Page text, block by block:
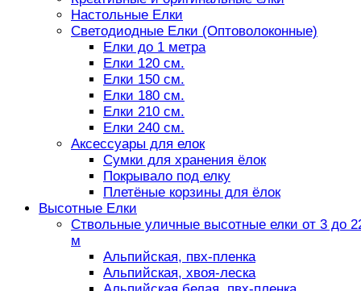
Настольные Елки
Светодиодные Елки (Оптоволоконные)
Елки до 1 метра
Елки 120 см.
Елки 150 см.
Елки 180 см.
Елки 210 см.
Елки 240 см.
Аксессуары для елок
Сумки для хранения ёлок
Покрывало под елку
Плетёные корзины для ёлок
Высотные Елки
Ствольные уличные высотные елки от 3 до
м
Альпийская, пвх-пленка
Альпийская, хвоя-леска